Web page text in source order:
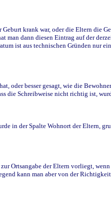
krank war, oder die Eltern die
man dann diesen Eintrag auf der
ist aus technischen Gründen nur
oder besser gesagt, wie die
die Schreibweise nicht richtig ist,
in der Spalte Wohnort der Eltern,
Ortsangabe der Eltern vorliegt,
kann man aber von der Richtigkeit